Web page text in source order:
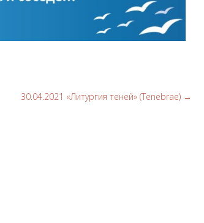
30.04.2021 «Литургия теней» (Tenebrae) →